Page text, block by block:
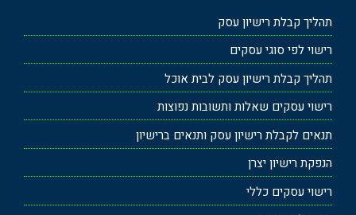
תהליך קבלת רישיון עסק
רישוי לפי סוגי עסקים
תהליך קבלת רישיון עסק לבית אוכל
רישוי עסקים שאלות ותשובות נפוצות
תנאים לקבלת רישיון עסק ותנאים ברישיון
הנפקת רישיון יצרן
רישוי עסקים כללי